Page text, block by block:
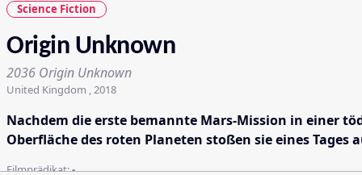
Science Fiction
Origin Unknown
2036 Origin Unknown
United Kingdom , 2018
Nachdem die erste bemannte Mars-Mission in einer
Oberfläche des roten Planeten stoßen sie eines
Filmprädikat:-